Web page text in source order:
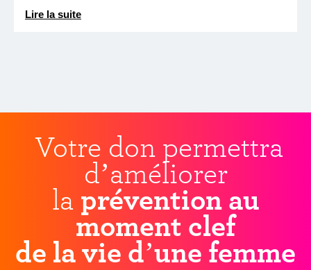
Lire la suite
Votre don permettra
d’améliorer
la prévention au
moment clef
de la vie d’une femme